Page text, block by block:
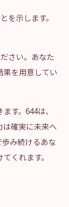
を示します。
さい。あなた
果を用意してい
す。644は、
は確実に未来へ
み続けるあな
くれます。